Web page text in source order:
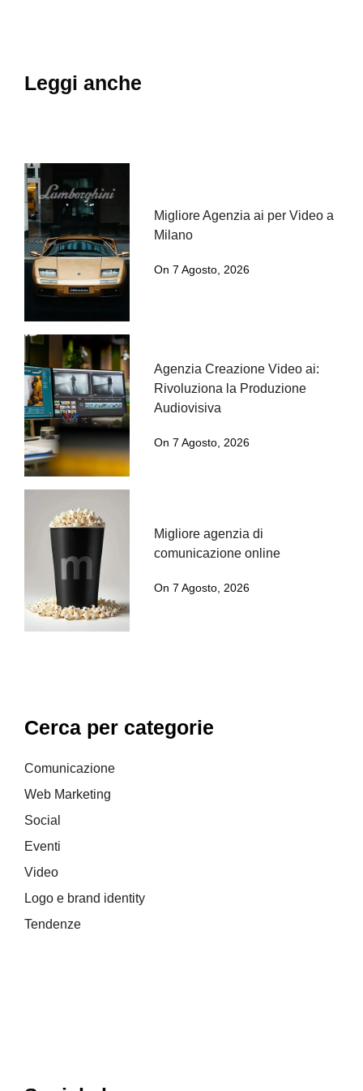
Leggi anche
Migliore Agenzia ai per Video a
Milano
On 7 Agosto, 2026
Agenzia Creazione Video ai:
Rivoluziona la Produzione
Audiovisiva
On 7 Agosto, 2026
Migliore agenzia di
comunicazione online
On 7 Agosto, 2026
Cerca per categorie
Comunicazione
Web Marketing
Social
Eventi
Video
Logo e brand identity
Tendenze